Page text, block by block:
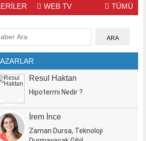
WEB TV TÜMÜ
Resul Haktan
Hipotermi Nedir ?
İrem İnce
Zaman Dursa, Teknoloji